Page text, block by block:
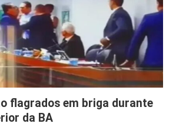
flagrados em briga durante
da BA